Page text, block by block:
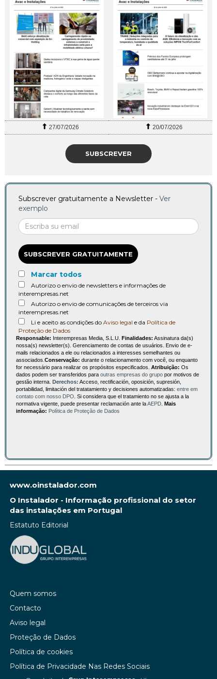
27/07/2026 20/07/2026
SUBSCREVER
Subscrever gratuitamente a Newsletter - Ver
exemplo
SUBSCREVER GRATUITAMENTE
Marcar todos
Autorizo o envio de newsletters e informações de
interempresas.net
Autorizo o envio de comunicações de terceiros via
interempresas.net
Li e aceito as condições do Aviso legal e da Política de
Proteção de Dados
Responsable: Interempresas Media, S.L.U. Finalidades: Assinatura da(s)
nossa(s) newsletter(s). Gerenciamento de contas de usuários. Envio de e-
mails relacionados a ele ou relacionados a interesses semelhantes ou
associados. Conservação: durante o relacionamento com você, ou enquanto
for necessário para realizar os propósitos especificados. Atribuição: Os
dados podem ser transferidos para outras empresas do grupo por motivos de
gestão interna. Derechos: Acceso, rectificación, oposición, supresión,
portabilidad, limitación del tratatamiento y decisiones automatizadas: entre em
contato com nosso DPO . Si considera que el tratamiento no se ajusta a la
normativa vigente, puede presentar reclamación ante laAEPD Mais
informação: Política de Proteção de Dados
www.oinstalador.com
O Instalador - Informação profissional do setor
das instalações em Portugal
Estatuto Editorial
Quem somos
Contacto
Aviso legal
Proteção de Dados
Política de cookies
Política de Privacidade Nas Redes Sociais